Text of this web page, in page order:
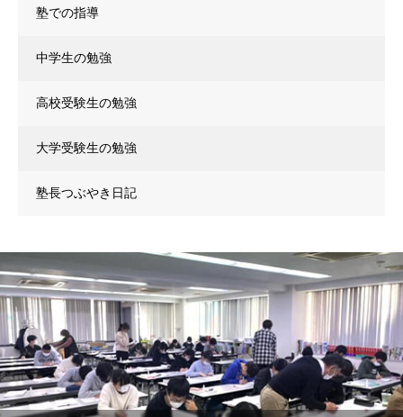
塾での指導
中学生の勉強
高校受験生の勉強
大学受験生の勉強
塾長つぶやき日記